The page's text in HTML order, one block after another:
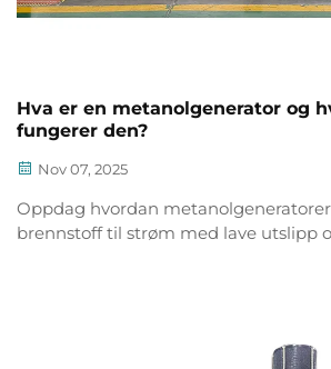
Hva er en metanolgenerator og
fungerer den?
Nov 07, 2025
Oppdag hvordan
brennstoff til strøm med lave utslipp